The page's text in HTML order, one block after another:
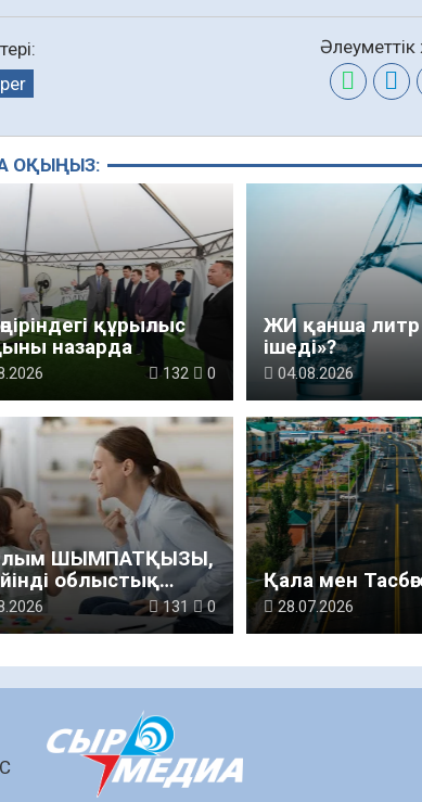
Әлеуметтік
ОҚЫҢЫЗ:
құрылыс
назарда
132 0
ЖИ қанша литр
ішеді»?
04.08.2026
ШЫМПАТҚЫЗЫ,
облыстық
ауруханасының
маманы:
үйдегі қарапайым
қатынастан
131 0
Қала мен
28.07.2026